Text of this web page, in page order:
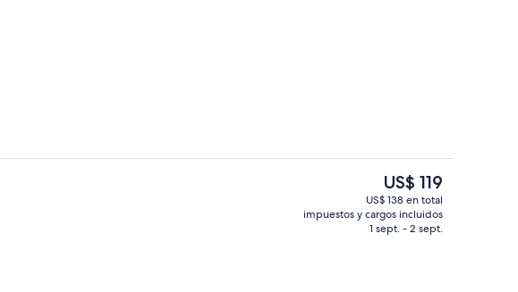
Una piscina techada, guardavidas
El
precio
actual
es
US$ 119
US$ 138 en total
impuestos y cargos incluidos
1 sept. - 2 sept.